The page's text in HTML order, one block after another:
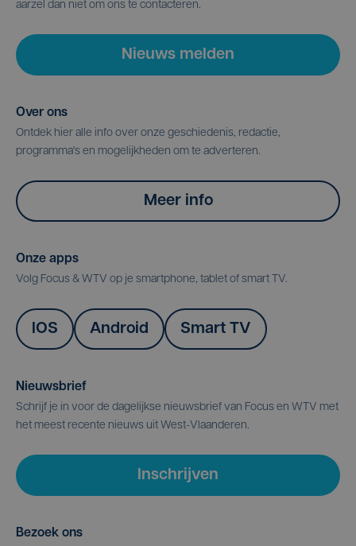
aarzel dan niet om ons te contacteren.
Nieuws melden
Over ons
Ontdek hier alle info over onze geschiedenis, redactie,
programma's en mogelijkheden om te adverteren.
Meer info
Onze apps
Volg Focus & WTV op je smartphone, tablet of smart TV.
IOS Android Smart TV
Nieuwsbrief
Schrijf je in voor de dagelijkse nieuwsbrief van Focus en WTV met
het meest recente nieuws uit West-Vlaanderen.
Inschrijven
Bezoek ons